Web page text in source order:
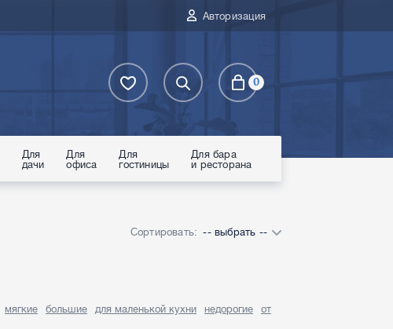
Авторизация
0
Для
дачи
Для
офиса
Для
гостиницы
Для бара
и ресторана
Сортировать: -- выбрать --
мягкие большие для маленькой кухни недорогие
от